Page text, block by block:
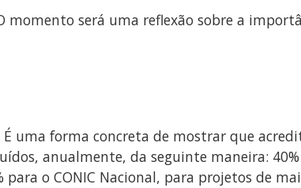
momento será uma reflexão sobre a
uma forma concreta de mostrar que
anualmente, da seguinte maneira:
o CONIC Nacional, para projetos de